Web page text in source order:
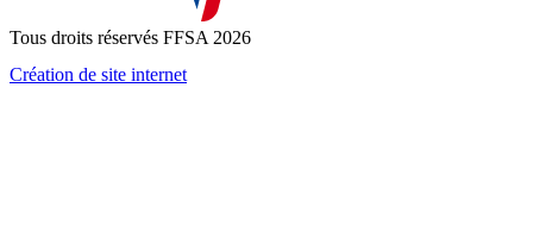
Tous droits réservés FFSA 2026
Création de site internet